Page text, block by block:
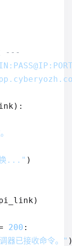
---
):
换..." )
200 :
器已接收命令。"